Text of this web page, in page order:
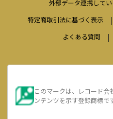
外部データ連携して
特定商取引法に基づく表示
よくある質問
このマークは、レコード
ンテンツを示す登録商標で